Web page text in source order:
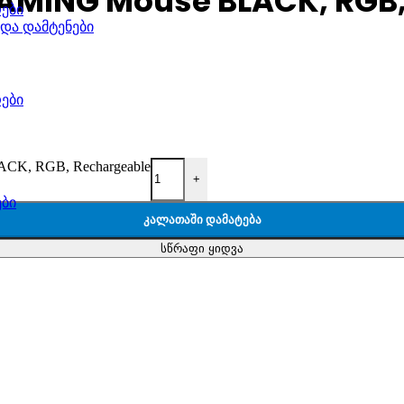
დამტენები
RGB, Rechargeable
+
ᲙᲐᲚᲐᲗᲐᲨᲘ ᲓᲐᲛᲐᲢᲔᲑᲐ
სწრაფი ყიდვა